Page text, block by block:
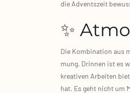
die Advents­zeit
✨
Die Kom­bi­na­ti­on aus
mung. Drin­nen ist es
krea­ti­ven Arbei­ten
hat. Es geht nicht um